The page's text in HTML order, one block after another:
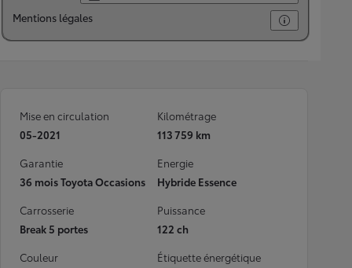
Mentions légales
Mise en circulation
05-2021
Kilométrage
113 759 km
Garantie
36 mois Toyota Occasions
Energie
Hybride Essence
Carrosserie
Break 5 portes
Puissance
122 ch
Couleur
Étiquette énergétique